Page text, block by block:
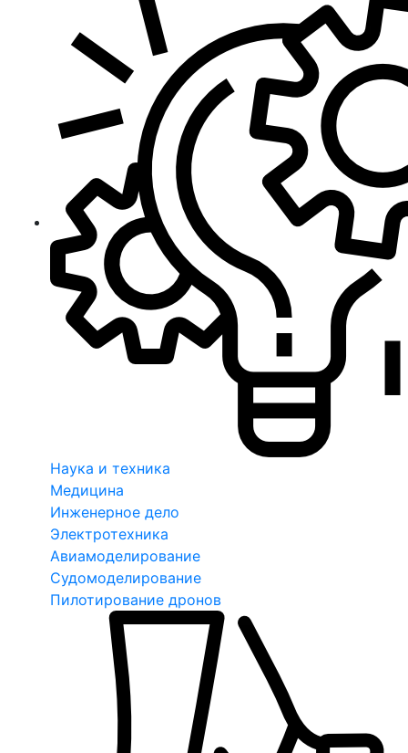
Наука и техника
Медицина
Инженерное дело
Электротехника
Авиамоделирование
Судомоделирование
Пилотирование дронов